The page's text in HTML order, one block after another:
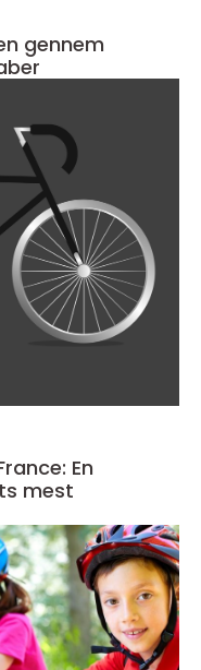
gennem
En
mest